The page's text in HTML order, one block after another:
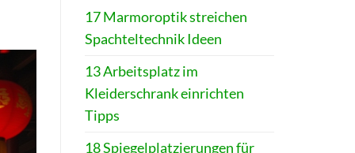
17 Marmoroptik streichen
Spachteltechnik Ideen
13 Arbeitsplatz im
Kleiderschrank einrichten
Tipps
18 Spiegelplatzierungen für